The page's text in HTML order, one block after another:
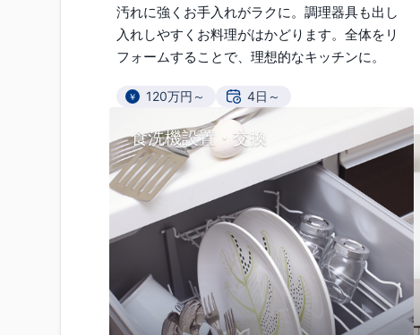
汚れに強くお手入れがラクに。調理器具も出し
入れしやすくお料理がはかどります。全体をリ
フォームすることで、理想的なキッチンに。
120万円～ 4日～
食洗機設置・交換